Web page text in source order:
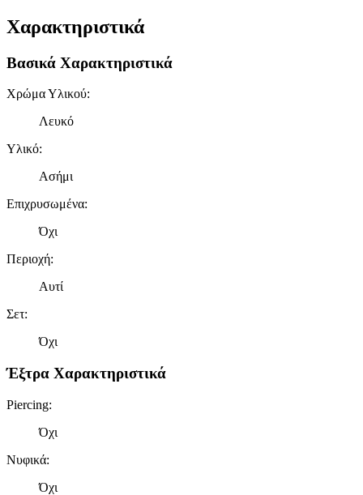
Χαρακτηριστικά
Βασικά Χαρακτηριστικά
Χρώμα Υλικού:
Λευκό
Υλικό:
Ασήμι
Επιχρυσωμένα:
Όχι
Περιοχή:
Αυτί
Σετ:
Όχι
Έξτρα Χαρακτηριστικά
Piercing:
Όχι
Νυφικά:
Όχι